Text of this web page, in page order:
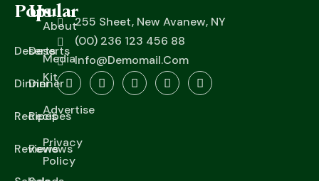
Popular
Deserts
Dinner
Recipes
Reviews
Us
Deserts
Dinner
Recipes
Reviews
About
Media
Kit
Advertise
Privacy
Policy
255 Sheet, New Avanew, NY
(00) 236 123 456 88
Info@Demomail.Com